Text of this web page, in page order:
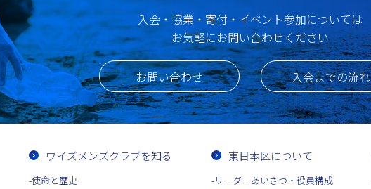
入会・協業・寄付・イベント参加については
お気軽にお問い合わせください
お問い合わせ 入会までの流れ
ワイズメンズクラブを知る
使命と歴史
東日本区について
リーダーあいさつ・役員構成